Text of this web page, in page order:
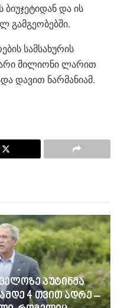
და ის
გამგეობებში.
სამსახურის
მილიონი ლარით
დავით ნარმანიამ.
პუტინმა
4 თვით ადრე –